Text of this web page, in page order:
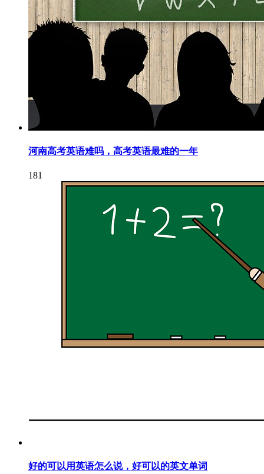
河南高考英语难吗，高考英语最难的一年
181
好的可以用英语怎么说，好可以的英文单词